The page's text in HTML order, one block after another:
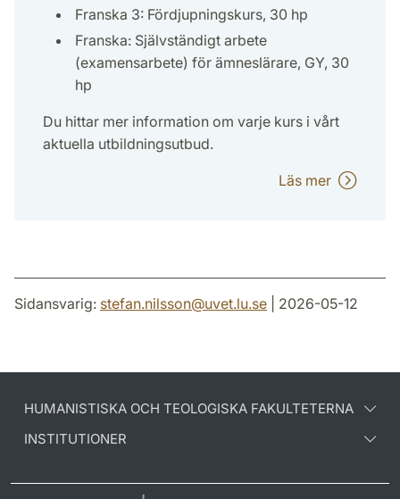
Franska 3: Fördjupningskurs, 30 hp
Franska: Självständigt arbete
(examensarbete) för ämneslärare, GY, 30
hp
Du hittar mer information om varje kurs i vårt
aktuella utbildningsutbud.
Läs mer
Sidansvarig: stefan.nilsson@uvet.lu.se | 2026-05-12
HUMANISTISKA OCH TEOLOGISKA FAKULTETERNA
INSTITUTIONER